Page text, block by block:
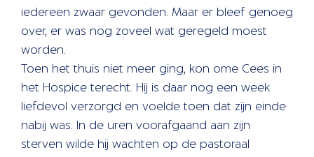
iedereen zwaar gevonden. Maar er bleef genoeg
over, er was nog zoveel wat geregeld moest
worden.
Toen het thuis niet meer ging, kon ome Cees in
het Hospice terecht. Hij is daar nog een week
liefdevol verzorgd en voelde toen dat zijn einde
nabij was. In de uren voorafgaand aan zijn
sterven wilde hij wachten op de pastoraal